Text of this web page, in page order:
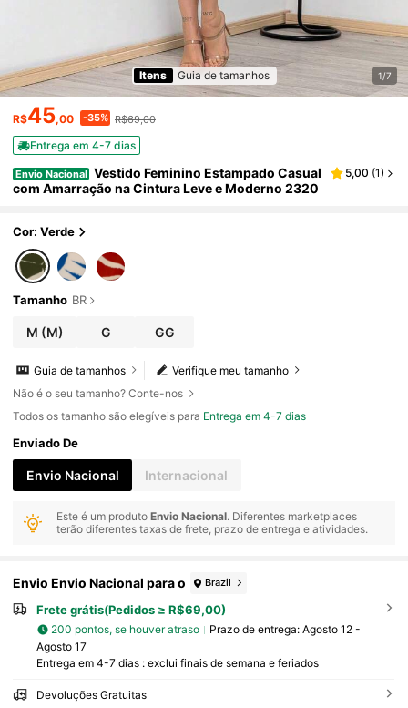
Itens Guia de tamanhos 1/7
R$45,00 -35% R$69,00
Entrega em 4-7 dias
Envio Nacional Vestido Feminino Estampado Casual
com Amarração na Cintura Leve e Moderno 2320
5,00 (1)
Cor: Verde
Tamanho BR
M (M) G GG
Verifique meu tamanho
Guia de tamanhos
Não é o seu tamanho? Conte-nos
Todos os tamanho são elegíveis para Entrega em 4-7 dias
Enviado De
Envio Nacional Internacional
Este é um produtoEnvio Nacional. Diferentes marketplaces
terão diferentes taxas de frete, prazo de entrega e atividades.
Envio Envio Nacional para o Brazil
Frete grátis(Pedidos ≥ R$69,00)
200 pontos, se houver atraso Prazo de entrega: Agosto 12 -
Agosto 17
Entrega em 4-7 dias : exclui finais de semana e feriados
Devoluções Gratuitas